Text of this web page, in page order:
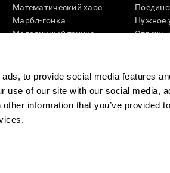
to provide social media features
use of our site with our social media,
information that you’ve provided
Математический хаос
Марбл-гонка
Мелодичный теннис
Музыкальные пары
Цветовая гонка
Художественный пазл 3D
Нужное
Отрежь
Слова и
Больше